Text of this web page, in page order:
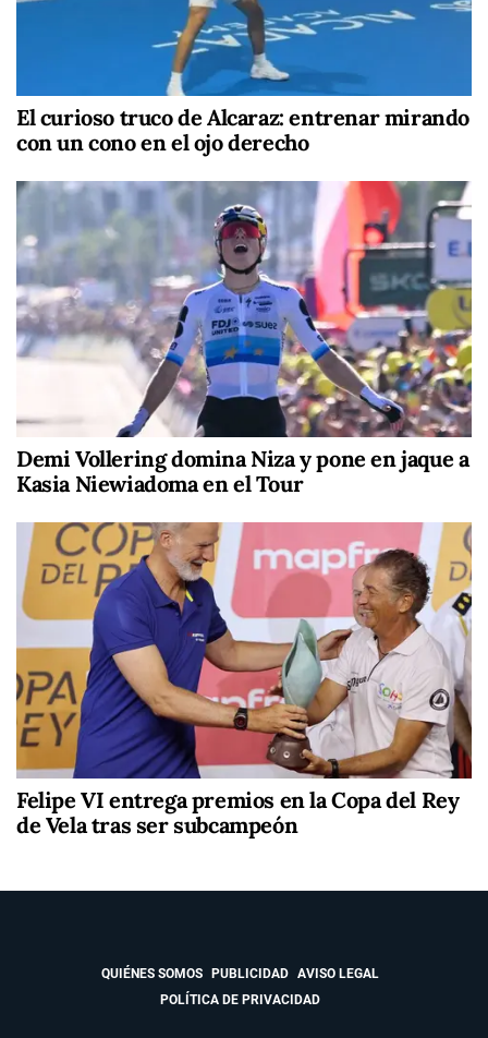
El curioso truco de Alcaraz: entrenar mirando
con un cono en el ojo derecho
Demi Vollering domina Niza y pone en jaque a
Kasia Niewiadoma en el Tour
Felipe VI entrega premios en la Copa del Rey
de Vela tras ser subcampeón
QUIÉNES SOMOS PUBLICIDAD
AVISO LEGAL
POLÍTICA DE PRIVACIDAD